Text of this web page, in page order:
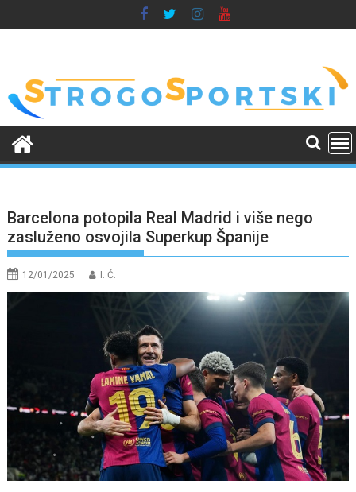
to
Barcelona potopila Real Madrid i više nego
zasluženo osvojila Superkup Španije
12/01/2025 I. Ć.